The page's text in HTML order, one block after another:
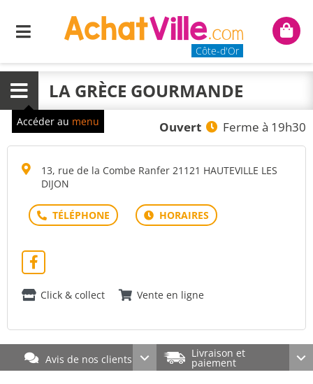
Menu
Côte-d'Or
Mon
Menu LA GRÈCE GOURMANDE
Ouvert Ferme à 19h30
13, rue de la Combe Ranfer 21121 HAUTEVILLE LES
DIJON
Click & collect Vente en ligne
Accéder au menu
Avis de nos clients Livraison et
paiement